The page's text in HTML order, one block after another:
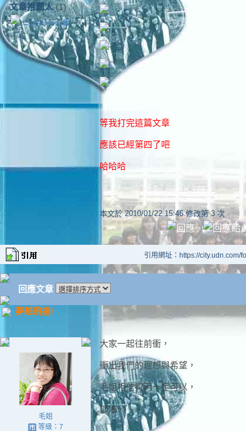
文章推薦人(1)
CrazyHappy蟲
等我打完這篇文章
應該已經第四了吧
哈哈哈
本文於2010/01/22 15:46 修改第 3 次
引用網址：https://
回應文章
夢想飛揚!
毛姐
等級：7
大家一起往前衝，
衝出我們的理想與希望，
毛姐相信資丙一定可以，
加油~